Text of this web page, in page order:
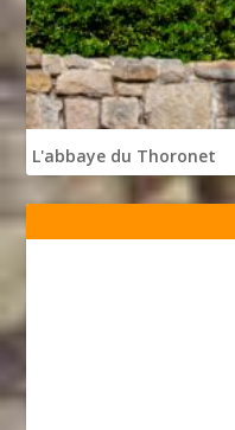
L'abbaye du Thoronet